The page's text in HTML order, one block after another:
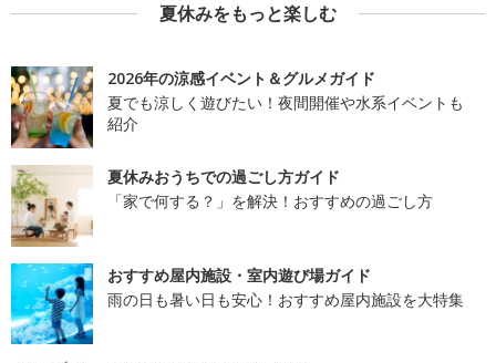
夏休みをもっと楽しむ
2026年の涼感イベント＆グルメガイド
夏でも涼しく遊びたい！夜間開催や水系イベントも
紹介
夏休みおうちでの過ごし方ガイド
「家で何する？」を解決！おすすめの過ごし方
おすすめ屋内施設・室内遊び場ガイド
雨の日も暑い日も安心！おすすめ屋内施設を大特集